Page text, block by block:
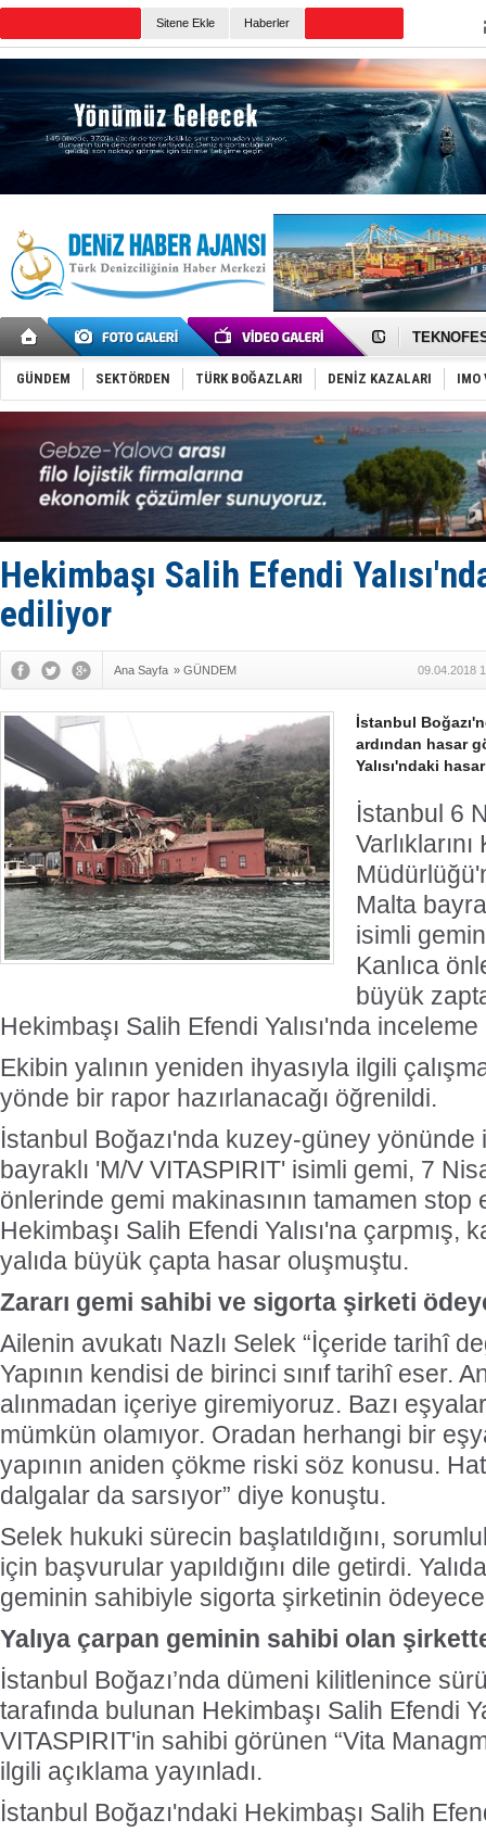
Sitene Ekle Haberler
TAYK -
Tersane
İngiliz
FESCO,
DESE,
35 milyon
İnsansız
Yüzyıl
Anadolu
Derince,
İTU AUV,
GÜNDEM SEKTÖRDEN TÜRK BOĞAZLARI DENİZ KAZALARI IMO
Hekimbaşı Salih Efendi
ediliyor
Ana Sayfa » GÜNDEM 09.04.2018
İstanbul
ardından hasar
Yalısı'ndaki
İstanbul 6
Malta
isimli
Kanlıca
büyük
Hekimbaşı Salih Efendi Yalısı'nda inceleme
Ekibin yalının yeniden ihyasıyla ilgili
yönde bir rapor hazırlanacağı öğrenildi.
İstanbul Boğazı'nda kuzey-güney yönünde
bayraklı 'M/V VITASPIRIT' isimli gemi, 7
önlerinde gemi makinasının tamamen stop
Hekimbaşı Salih Efendi Yalısı'na çarpmış,
yalıda büyük çapta hasar oluşmuştu.
Zararı gemi sahibi ve sigorta şirketi
Ailenin avukatı Nazlı Selek “İçeride tarihî
Yapının kendisi de birinci sınıf tarihî eser.
alınmadan içeriye giremiyoruz. Bazı
mümkün olamıyor. Oradan herhangi bir
yapının aniden çökme riski söz konusu.
dalgalar da sarsıyor” diye konuştu.
Selek hukuki sürecin başlatıldığını,
için başvurular yapıldığını dile getirdi.
geminin sahibiyle sigorta şirketinin
Yalıya çarpan geminin sahibi olan
İstanbul Boğazı’nda dümeni kilitlenince
tarafında bulunan Hekimbaşı Salih Efendi
VITASPIRIT'in sahibi görünen “Vita
ilgili açıklama yayınladı.
İstanbul Boğazı'ndaki Hekimbaşı Salih